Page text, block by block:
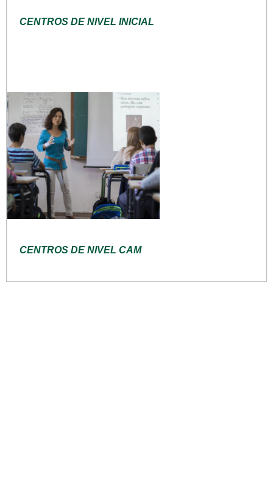
CENTROS DE NIVEL INICIAL
CENTROS DE NIVEL CAM